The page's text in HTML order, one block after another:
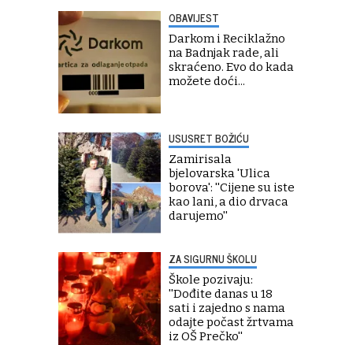
OBAVIJEST
Darkom i Reciklažno
na Badnjak rade, ali
skraćeno. Evo do kada
možete doći...
USUSRET BOŽIĆU
Zamirisala
bjelovarska 'Ulica
borova': ''Cijene su iste
kao lani, a dio drvaca
darujemo''
ZA SIGURNU ŠKOLU
Škole pozivaju:
''Dođite danas u 18
sati i zajedno s nama
odajte počast žrtvama
iz OŠ Prečko''